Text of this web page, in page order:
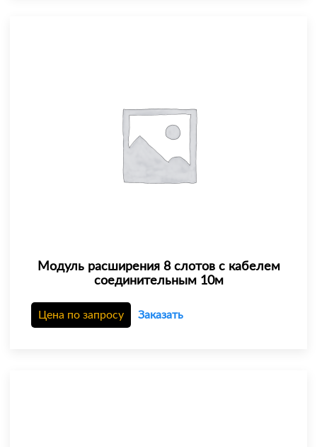
Модуль расширения 8 слотов с кабелем
соединительным 10м
Цена по запросу Заказать